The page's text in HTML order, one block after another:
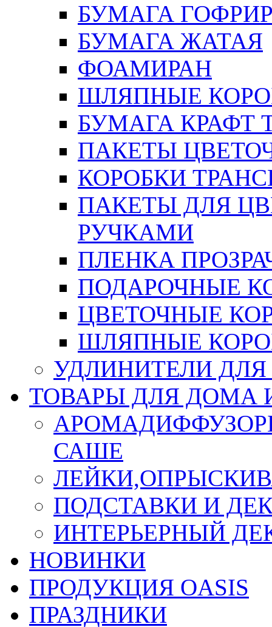
БУМАГА
БУМАГА ЖАТАЯ
ФОАМИРАН
ШЛЯПНЫЕ
БУМАГА КРАФТ
ПАКЕТЫ
КОРОБКИ
ПАКЕТЫ ДЛЯ
РУЧКАМИ
ПЛЕНКА
ПОДАРОЧНЫЕ
ЦВЕТОЧНЫЕ
ШЛЯПНЫЕ
УДЛИНИТЕЛИ
ТОВАРЫ ДЛЯ ДОМА
САШЕ
ПОДСТАВКИ И
ИНТЕРЬЕРНЫЙ
НОВИНКИ
ПРОДУКЦИЯ OASIS
ПРАЗДНИКИ